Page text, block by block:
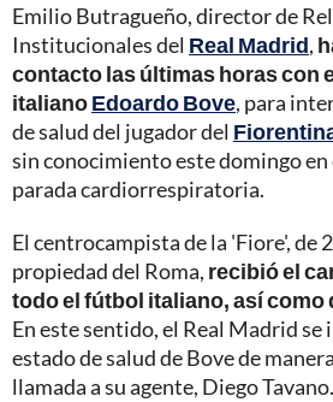
Emilio Butragueño, director de
Institucionales del Real Madrid,
contacto las últimas horas con
italianoEdoardo Bove, para
de salud del jugador del
sin conocimiento este domingo en
parada cardiorrespiratoria.
El centrocampista de la 'Fiore', de
propiedad del Roma, recibió el
todo el fútbol italiano, así como
En este sentido, el Real Madrid se
estado de salud de Bove de
llamada a su agente, Diego Tavano.